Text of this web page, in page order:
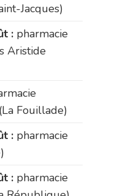
Jacques)
: pharmacie
Aristide
Fouillade)
: pharmacie
: pharmacie